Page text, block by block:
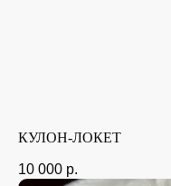
КУЛОН-ЛОКЕТ
10 000 р.